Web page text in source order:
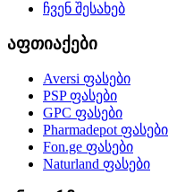
ჩვენ შესახებ
აფთიაქები
Aversi ფასები
PSPფასები
GPC ფასები
Pharmadepotფასები
Fon.ge ფასები
Naturland ფასები